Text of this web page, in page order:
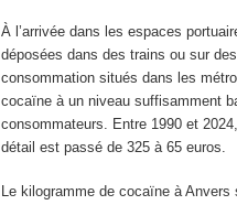
À l’arrivée dans les espaces
déposées dans des trains ou sur
consommation situés dans les
cocaïne à un niveau suffisamment
consommateurs. Entre 1990 et
détail est passé de 325 à 65 euros.
Le kilogramme de cocaïne à Anvers